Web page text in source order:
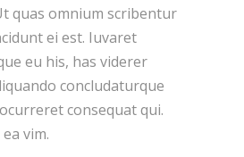
quas omnium scribentur
ei est. Iuvaret
eu his, has viderer
concludaturque
consequat qui.
vim.